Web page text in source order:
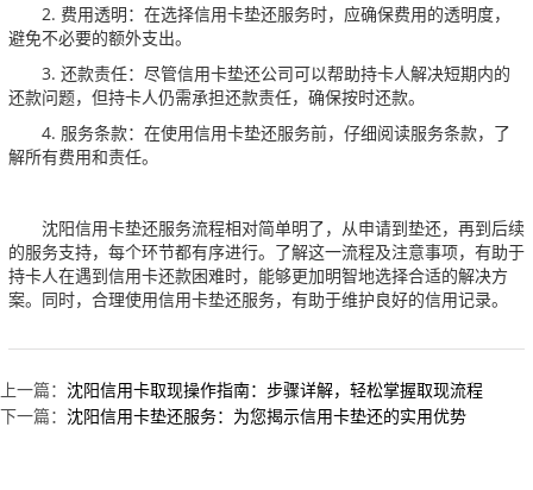
2. 费用透明：在选择信用卡垫还服务时，应确保费用的透明度，
避免不必要的额外支出。
3. 还款责任：尽管信用卡垫还公司可以帮助持卡人解决短期内的
还款问题，但持卡人仍需承担还款责任，确保按时还款。
4. 服务条款：在使用信用卡垫还服务前，仔细阅读服务条款，了
解所有费用和责任。
沈阳信用卡垫还服务流程相对简单明了，从申请到垫还，再到后续
的服务支持，每个环节都有序进行。了解这一流程及注意事项，有助于
持卡人在遇到信用卡还款困难时，能够更加明智地选择合适的解决方
案。同时，合理使用信用卡垫还服务，有助于维护良好的信用记录。
上一篇： 沈阳信用卡取现操作指南：步骤详解，轻松掌握取现流程
下一篇： 沈阳信用卡垫还服务：为您揭示信用卡垫还的实用优势